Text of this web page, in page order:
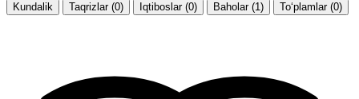
Kundalik Taqrizlar (0) Iqtiboslar (0) Baholar (1) To‘plamlar (0)